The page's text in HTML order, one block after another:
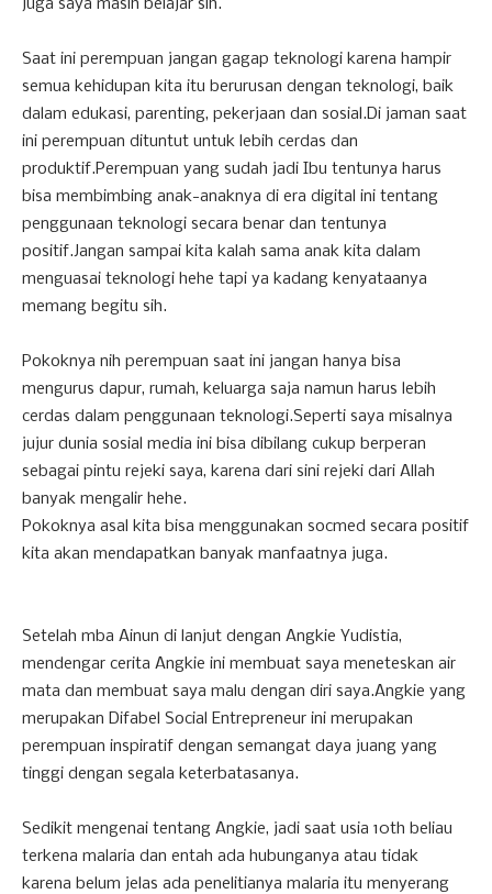
juga saya masih belajar sih.
Saat ini perempuan jangan gagap teknologi karena hampir
semua kehidupan kita itu berurusan dengan teknologi, baik
dalam edukasi, parenting, pekerjaan dan sosial.Di jaman saat
ini perempuan dituntut untuk lebih cerdas dan
produktif.Perempuan yang sudah jadi Ibu tentunya harus
bisa membimbing anak-anaknya di era digital ini tentang
penggunaan teknologi secara benar dan tentunya
positif.Jangan sampai kita kalah sama anak kita dalam
menguasai teknologi hehe tapi ya kadang kenyataanya
memang begitu sih.
Pokoknya nih perempuan saat ini jangan hanya bisa
mengurus dapur, rumah, keluarga saja namun harus lebih
cerdas dalam penggunaan teknologi.Seperti saya misalnya
jujur dunia sosial media ini bisa dibilang cukup berperan
sebagai pintu rejeki saya, karena dari sini rejeki dari Allah
banyak mengalir hehe.
Pokoknya asal kita bisa menggunakan socmed secara positif
kita akan mendapatkan banyak manfaatnya juga.
Setelah mba Ainun di lanjut dengan Angkie Yudistia,
mendengar cerita Angkie ini membuat saya meneteskan air
mata dan membuat saya malu dengan diri saya.Angkie yang
merupakan Difabel Social Entrepreneur ini merupakan
perempuan inspiratif dengan semangat daya juang yang
tinggi dengan segala keterbatasanya.
Sedikit mengenai tentang Angkie, jadi saat usia 10th beliau
terkena malaria dan entah ada hubunganya atau tidak
karena belum jelas ada penelitianya malaria itu menyerang